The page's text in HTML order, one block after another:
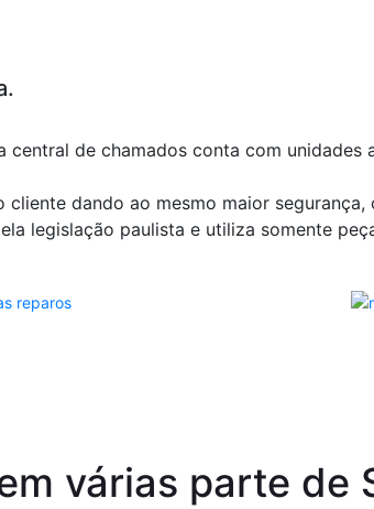
de chamados conta com unidades
dando ao mesmo maior
legislação paulista e utiliza somente
várias parte de